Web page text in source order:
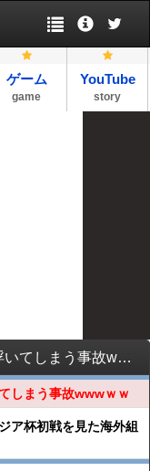
ゲーム
game
YouTube
story
【驚愕】広瀬すずさん、また乳首が浮いてしまう事故wwwｗｗ
しまう事故wwwｗｗ
ア杯初戦を見た海外組